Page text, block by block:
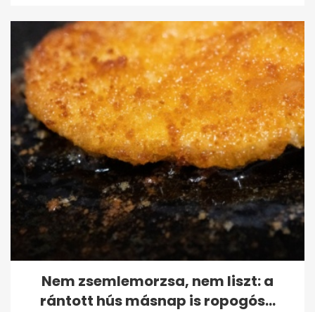
Nem zsemlemorzsa, nem liszt: a
rántott hús másnap is ropogós...